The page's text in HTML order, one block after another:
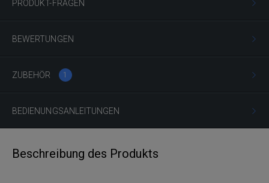
PRODUKT-FRAGEN
BEWERTUNGEN
ZUBEHÖR 1
BEDIENUNGSANLEITUNGEN
Beschreibung des Produkts